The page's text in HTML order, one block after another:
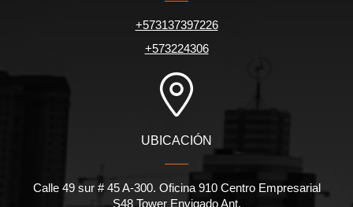
+573137397226
+573224306
UBICACIÓN
Calle 49 sur # 45 A-300. Oficina 910 Centro Empresarial
S48 Tower Envigado Ant.